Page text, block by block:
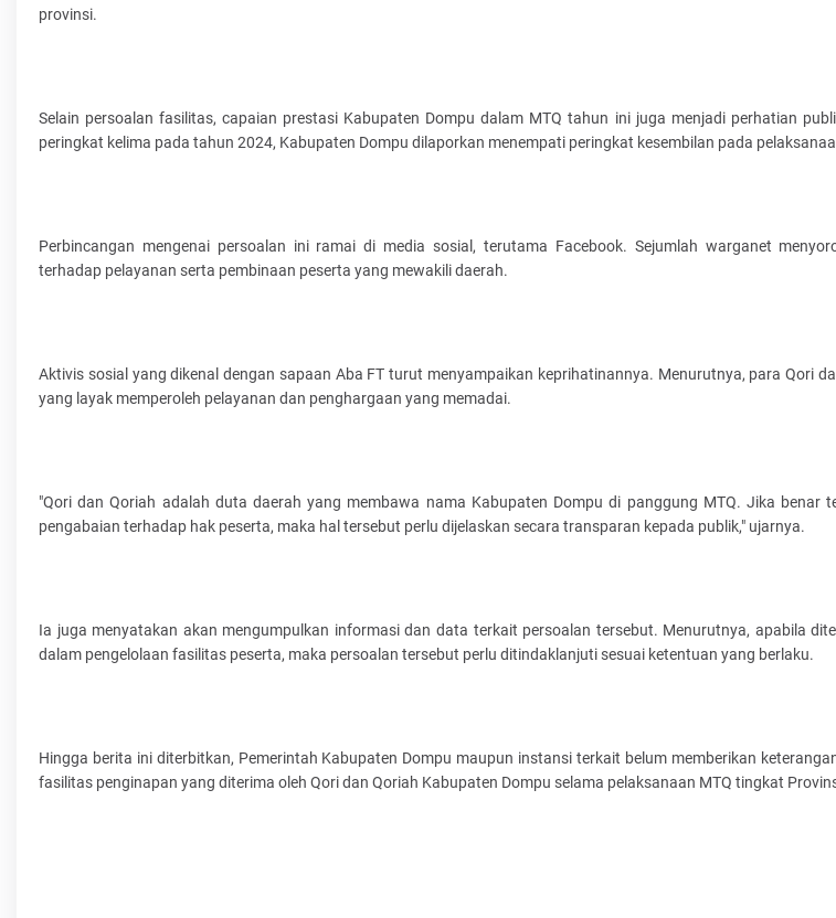
provinsi.
Selain persoalan fasilitas, capaian prestasi Kabupaten Dompu dalam MTQ tahun ini juga menjadi perhatian
peringkat kelima pada tahun 2024, Kabupaten Dompu dilaporkan menempati peringkat kesembilan pada
Perbincangan mengenai persoalan ini ramai di media sosial, terutama Facebook. Sejumlah warganet
terhadap pelayanan serta pembinaan peserta yang mewakili daerah.
Aktivis sosial yang dikenal dengan sapaan Aba FT turut menyampaikan keprihatinannya. Menurutnya, para Qori
yang layak memperoleh pelayanan dan penghargaan yang memadai.
"Qori dan Qoriah adalah duta daerah yang membawa nama Kabupaten Dompu di panggung MTQ. Jika benar
pengabaian terhadap hak peserta, maka hal tersebut perlu dijelaskan secara transparan kepada publik," ujarnya.
Ia juga menyatakan akan mengumpulkan informasi dan data terkait persoalan tersebut. Menurutnya, apabila
dalam pengelolaan fasilitas peserta, maka persoalan tersebut perlu ditindaklanjuti sesuai ketentuan yang berlaku.
Hingga berita ini diterbitkan, Pemerintah Kabupaten Dompu maupun instansi terkait belum memberikan
fasilitas penginapan yang diterima oleh Qori dan Qoriah Kabupaten Dompu selama pelaksanaan MTQ tingkat